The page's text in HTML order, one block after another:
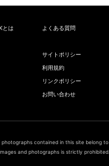
とは
よくある質問
サイトポリシー
利用規約
リンクポリシー
お問い合わせ
contained in this site belong to
and photographs is strictly prohibited.